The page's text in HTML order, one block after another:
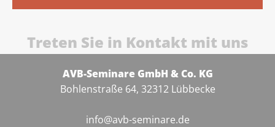
Treten Sie in Kontakt mit uns
AVB-Seminare GmbH & Co. KG
Bohlenstraße 64, 32312 Lübbecke
info@avb-seminare.de